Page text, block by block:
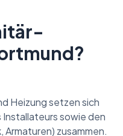
Heizung setzen sich
sowie den
Armaturen) zusammen.